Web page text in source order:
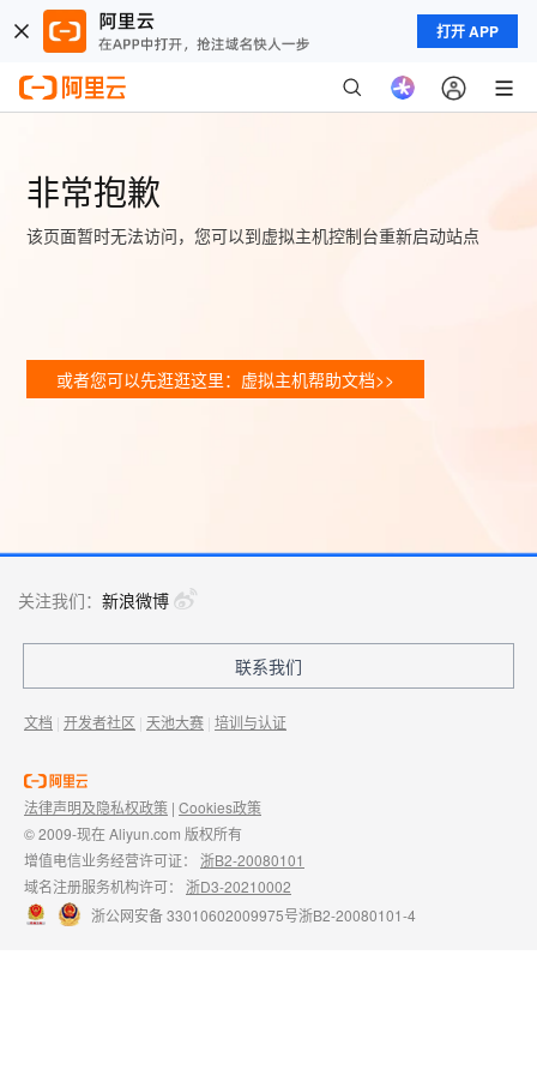
打开 APP
非常抱歉
该页面暂时无法访问，您可以到虚拟主机控制台重新启动站点
或者您可以先逛逛这里：虚拟主机帮助文档>>